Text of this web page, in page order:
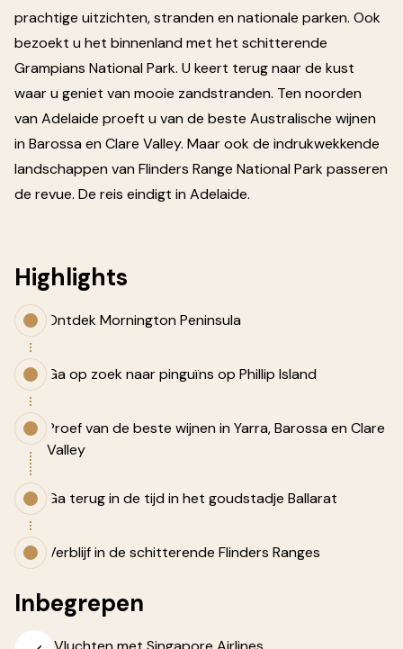
prachtige uitzichten, stranden en nationale parken. Ook
bezoekt u het binnenland met het schitterende
Grampians National Park. U keert terug naar de kust
waar u geniet van mooie zandstranden. Ten noorden
van Adelaide proeft u van de beste Australische wijnen
in Barossa en Clare Valley. Maar ook de indrukwekkende
landschappen van Flinders Range National Park passeren
de revue. De reis eindigt in Adelaide.
Highlights
Ontdek Mornington Peninsula
Ga op zoek naar pinguïns op Phillip Island
Proef van de beste wijnen in Yarra, Barossa en Clare
Valley
Ga terug in de tijd in het goudstadje Ballarat
Verblijf in de schitterende Flinders Ranges
Inbegrepen